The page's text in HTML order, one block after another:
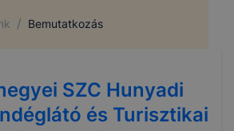
/ Bemutatkozás
SZC Hunyadi
és Turisztikai